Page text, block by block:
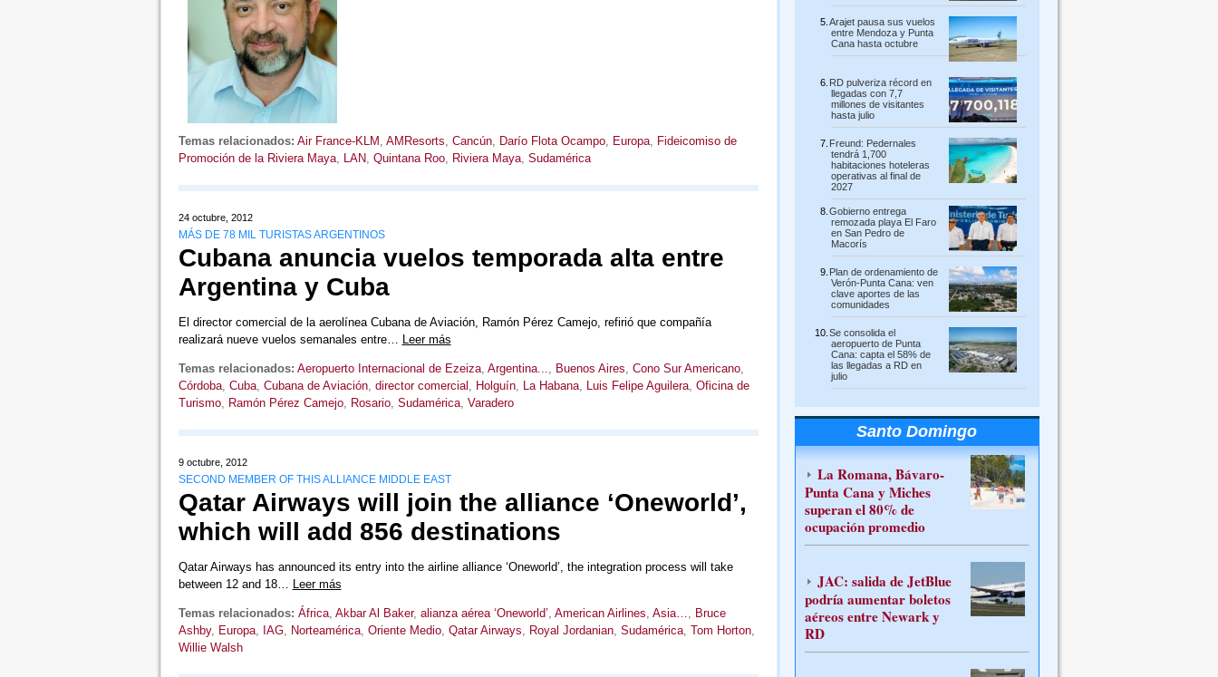
Temas relacionados: Air France-KLM AMResorts Cancún, Darío Flota Ocampo, Europa, Fideicomiso de
Promoción de la Riviera Maya, LAN, Quintana Roo, Riviera Maya, Sudamérica
24 octubre, 2012
MÁS DE 78 MIL TURISTAS ARGENTINOS
Cubana anuncia vuelos temporada alta entre
Argentina y Cuba
El director comercial de la aerolínea Cubana de Aviación, Ramón Pérez Camejo, refirió que compañía
realizará nueve vuelos semanales entre… Leer más
Temas relacionados: Aeropuerto Internacional de Ezeiza, Argentina... Buenos Aires Cono Sur Americano,
Córdoba, Cuba, Cubana de Aviación, director comercial Holguín, La Habana, Luis Felipe Aguilera, Oficina de
Turismo, Ramón Pérez Camejo, Rosario, Sudamérica, Varadero
9 octubre, 2012
SECOND MEMBER OF THIS ALLIANCE MIDDLE EAST
Qatar Airways will join the alliance ‘Oneworld’,
which will add 856 destinations
Qatar Airways has announced its entry into the airline alliance ‘Oneworld’, the integration process will take
between 12 and 18… Leer más
Temas relacionados: África, Akbar Al Baker, alianza aérea ‘Oneworld’ American Airlines Asia…
Bruce
Ashby, Europa, IAG, Norteamérica, Oriente Medio, Qatar Airways Royal Jordanian, Sudamérica, Tom Horton,
Willie Walsh
Arajet pausa sus vuelos
entre Mendoza y Punta
Cana hasta octubre
RD pulveriza récord en
llegadas con 7,7
millones de visitantes
hasta julio
Freund: Pedernales
tendrá 1,700
habitaciones hoteleras
operativas al final de
2027
Gobierno entrega
remozada playa El Faro
en San Pedro de
Macorís
Plan de ordenamiento de
Verón-Punta Cana: ven
clave aportes de las
comunidades
Se consolida el
aeropuerto de Punta
Cana: capta el 58% de
las llegadas a RD en
julio
Santo Domingo
La Romana, Bávaro-
Punta Cana y Miches
superan el 80% de
ocupación promedio
JAC: salida de JetBlue
podría aumentar boletos
aéreos entre Newark y
RD